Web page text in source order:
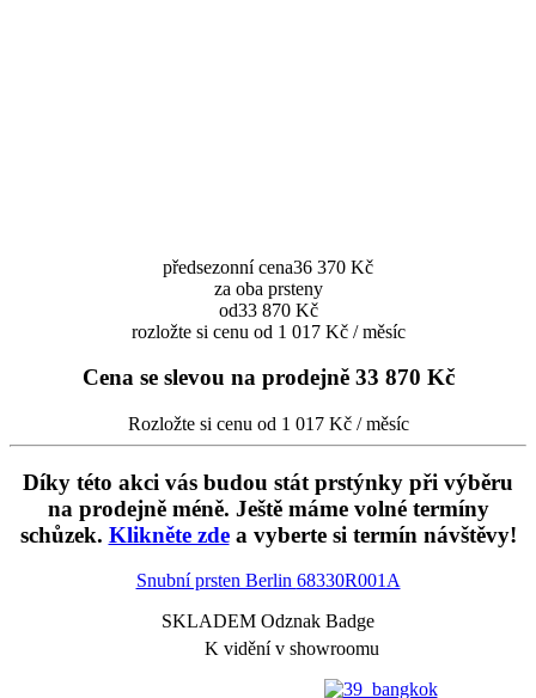
předsezonní cena36 370 Kč
za oba prsteny
od33 870 Kč
rozložte si cenu od 1 017 Kč / měsíc
Cena se slevou na prodejně 33 870 Kč
Rozložte si cenu od 1 017 Kč / měsíc
Díky této akci vás budou stát prstýnky při výběru
na prodejně méně. Ještě máme volné termíny
schůzek. Klikněte zdea vyberte si termín návštěvy!
Snubní prsten Berlin 68330R001A
SKLADEM Odznak Badge
K vidění v showroomu